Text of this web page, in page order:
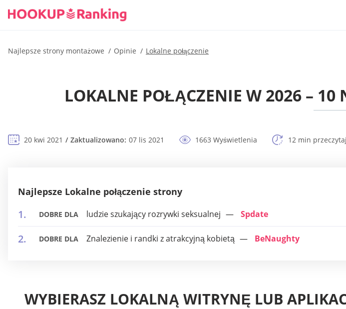
Najlepsze strony montażowe Opinie Lokalne połączenie
LOKALNE POŁĄCZENIE W 2026 – 10
20 kwi 2021 Zaktualizowano: 07 lis 2021 1663 Wyświetlenia 12 min przeczytaj
Najlepsze Lokalne połączenie strony
DOBRE DLA ludzie szukający rozrywki seksualnej Spdate
DOBRE DLA Znalezienie i randki z atrakcyjną kobietą BeNaughty
WYBIERASZ LOKALNĄ WITRYNĘ LUB